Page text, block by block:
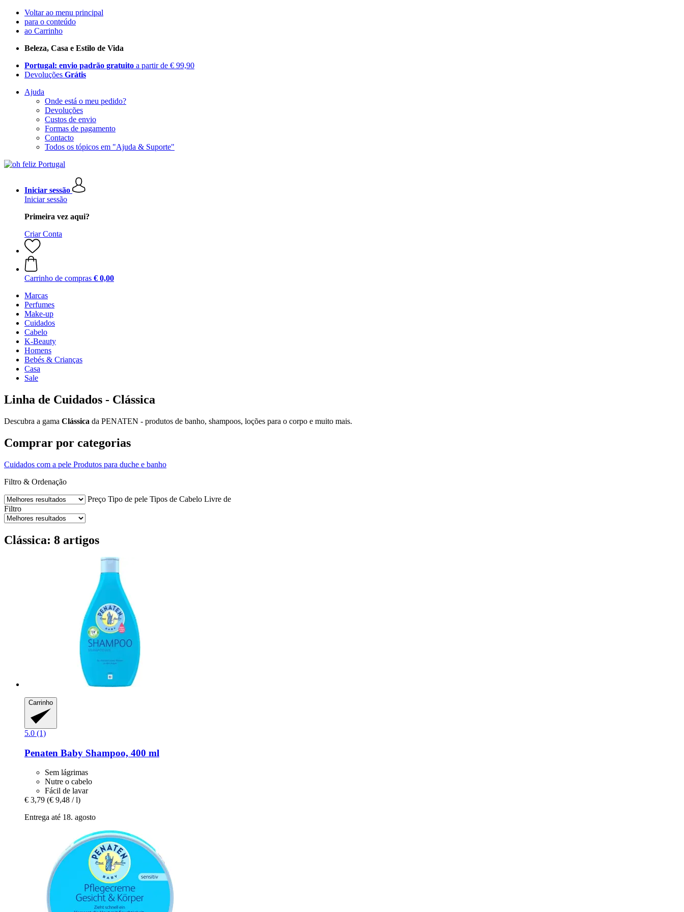
Voltar ao menu principal
para o conteúdo
ao Carrinho
Beleza, Casa e Estilo de Vida
Portugal: envio padrão gratuito a partir de € 99,90
Devoluções Grátis
Ajuda
Onde está o meu pedido?
Devoluções
Custos de envio
Formas de pagamento
Contacto
Todos os tópicos em "Ajuda & Suporte"
Iniciar sessão
Iniciar sessão
Primeira vez aqui?
Criar Conta
Carrinho de compras € 0,00
Marcas
Perfumes
Make-up
Cuidados
Cabelo
K-Beauty
Homens
Bebés & Crianças
Casa
Sale
Linha de Cuidados - Clássica
Descubra a gama Clássica da PENATEN - produtos de banho, shampoos, loções para o corpo e muito mais.
Comprar por categorias
Cuidados com a pele Produtos para duche e banho
Filtro & Ordenação
Preço Tipo de pele Tipos de Cabelo Livre de
Filtro
Clássica: 8 artigos
Carrinho
5.0 (1)
Penaten Baby Shampoo, 400 ml
Sem lágrimas
Nutre o cabelo
Fácil de lavar
€ 3,79 (€ 9,48 / l)
Entrega até 18. agosto